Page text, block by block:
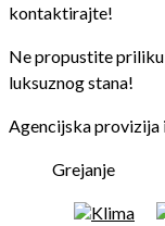
kontaktirajte!
Ne propustite
luksuznog stana!
Agencijska provizija
Grejanje
Klima